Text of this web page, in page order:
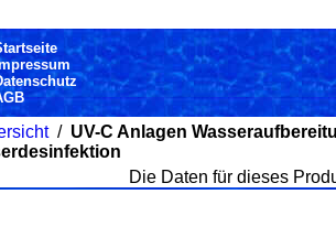
/ UV-C Anlagen
Die Daten für dieses